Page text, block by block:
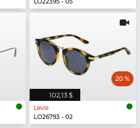
102,13 $
20 %
Levis
LO26793 - 02